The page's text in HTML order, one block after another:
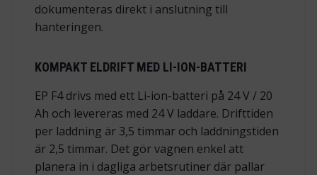
dokumenteras direkt i anslutning till
hanteringen.
KOMPAKT ELDRIFT MED LI-ION-BATTERI
EP F4 drivs med ett Li-ion-batteri på 24 V / 20
Ah och levereras med 24 V laddare. Drifttiden
per laddning är 3,5 timmar och laddningstiden
är 2,5 timmar. Det gör vagnen enkel att
planera in i dagliga arbetsrutiner där pallar